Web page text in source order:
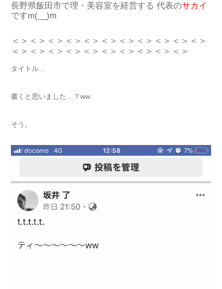
長野県飯田市で理・美容室を経営する 代表のサカイ
ですm(__)m
＜＞＜＞＜＞＜＞＜＞＜＞＜＞＜＞＜＞＜＞＜＞
＜＞＜＞＜＞＜＞＜＞＜＞＜＞＜＞＜＞＜＞
タイトル…
書くと思いました…？ww
そう。